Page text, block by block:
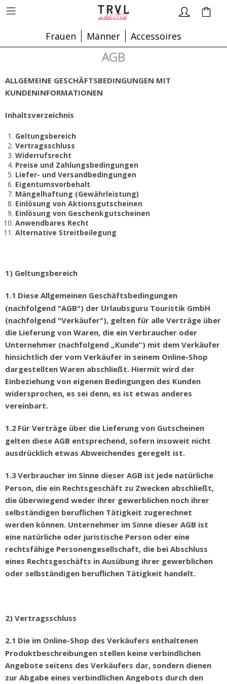
Frauen Männer Accessoires
AGB
ALLGEMEINE GESCHÄFTSBEDINGUNGEN MIT
KUNDENINFORMATIONEN
Inhaltsverzeichnis
Geltungsbereich
Vertragsschluss
Widerrufsrecht
Preise und Zahlungsbedingungen
Liefer- und Versandbedingungen
Eigentumsvorbehalt
Mängelhaftung (Gewährleistung)
Einlösung von Aktionsgutscheinen
Einlösung von Geschenkgutscheinen
Anwendbares Recht
Alternative Streitbeilegung
1) Geltungsbereich
1.1 Diese Allgemeinen Geschäftsbedingungen
(nachfolgend "AGB") der Urlaubsguru Touristik GmbH
(nachfolgend "Verkäufer"), gelten für alle Verträge über
die Lieferung von Waren, die ein Verbraucher oder
Unternehmer (nachfolgend „Kunde“) mit dem Verkäufer
hinsichtlich der vom Verkäufer in seinem Online-Shop
dargestellten Waren abschließt. Hiermit wird der
Einbeziehung von eigenen Bedingungen des Kunden
widersprochen, es sei denn, es ist etwas anderes
vereinbart.
1.2 Für Verträge über die Lieferung von Gutscheinen
gelten diese AGB entsprechend, sofern insoweit nicht
ausdrücklich etwas Abweichendes geregelt ist.
1.3Verbraucher im Sinne dieser AGB ist jede natürliche
Person, die ein Rechtsgeschäft zu Zwecken abschließt,
die überwiegend weder ihrer gewerblichen noch ihrer
selbständigen beruflichen Tätigkeit zugerechnet
werden können. Unternehmer im Sinne dieser AGB ist
eine natürliche oder juristische Person oder eine
rechtsfähige Personengesellschaft, die bei Abschluss
eines Rechtsgeschäfts in Ausübung ihrer gewerblichen
oder selbständigen beruflichen Tätigkeit handelt.
2) Vertragsschluss
2.1 Die im Online-Shop des Verkäufers enthaltenen
Produktbeschreibungen stellen keine verbindlichen
Angebote seitens des Verkäufers dar, sondern dienen
zur Abgabe eines verbindlichen Angebots durch den